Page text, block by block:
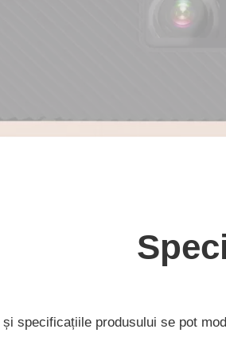
specificațiile produsului se pot